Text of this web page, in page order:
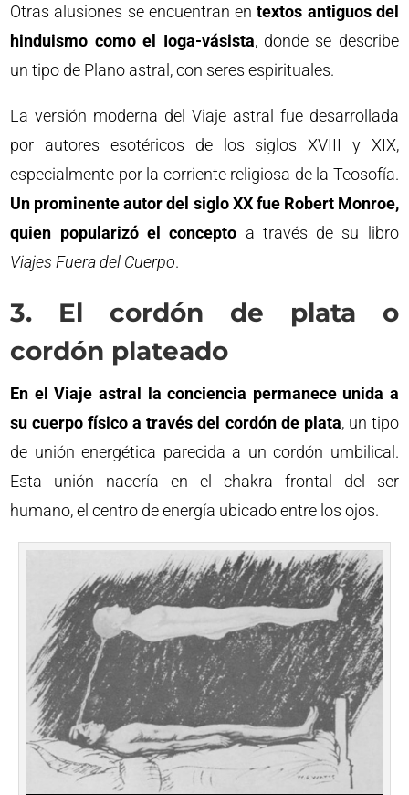
Otras alusiones se encuentran entextos antiguos del
hinduismo como el Ioga-vásista, donde se describe
un tipo de Plano astral, con seres espirituales.
La versión moderna del Viaje astral fue desarrollada
por autores esotéricos de los siglos XVIII y XIX,
especialmente por la corriente religiosa de la Teosofía.
Un prominente autor del siglo XX fue Robert Monroe,
quien popularizó el concepto a través de su libro
Viajes Fuera del Cuerpo.
3. El cordón de plata o
cordón plateado
En el Viaje astral la conciencia permanece unida a
su cuerpo físico a través del cordón de plata, un tipo
de unión energética parecida a un cordón umbilical.
Esta unión nacería en el chakra frontal del ser
humano, el centro de energía ubicado entre los ojos.